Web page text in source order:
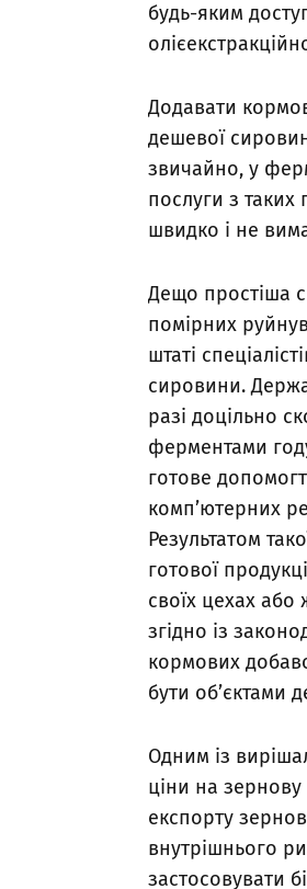
будь-яким
Додавати
дешевої
звичайно, у
послуги з
швидко і не
Дещо простіша
помірних
штаті
сировини.
разі доцільно
ферментами
готове
комп’ютерних
Результатом
готової
своїх цехах
згідно із
кормових
бути об’єктами
Одним із
ціни на зернову
експорту
внутрішнього
застосовувати